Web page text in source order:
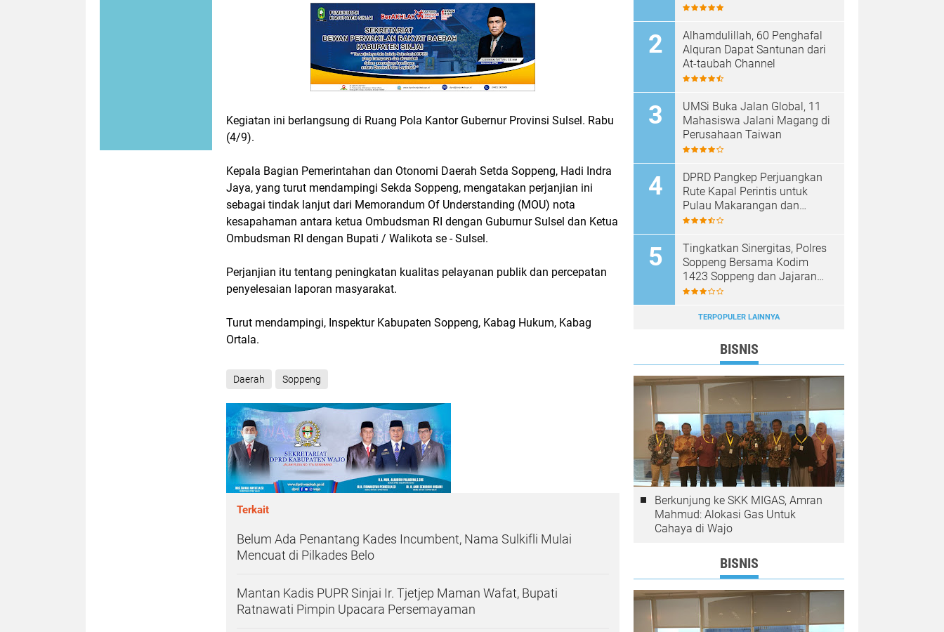
Kegiatan ini berlangsung di Ruang Pola Kantor Gubernur Provinsi Sulsel. Rabu
(4/9).
Kepala Bagian Pemerintahan dan Otonomi Daerah Setda Soppeng, Hadi Indra
Jaya, yang turut mendampingi Sekda Soppeng, mengatakan perjanjian ini
sebagai tindak lanjut dari Memorandum Of Understanding (MOU) nota
kesapahaman antara ketua Ombudsman RI dengan Guburnur Sulsel dan Ketua
Ombudsman RI dengan Bupati / Walikota se - Sulsel.
Perjanjian itu tentang peningkatan kualitas pelayanan publik dan percepatan
penyelesaian laporan masyarakat.
Turut mendampingi, Inspektur Kabupaten Soppeng, Kabag Hukum, Kabag
Ortala.
Daerah Soppeng
Terkait
Belum Ada Penantang Kades Incumbent, Nama Sulkifli Mulai
Mencuat di Pilkades Belo
Mantan Kadis PUPR Sinjai Ir. Tjetjep Maman Wafat, Bupati
Ratnawati Pimpin Upacara Persemayaman
Alhamdulillah, 60 Penghafal
Alquran Dapat Santunan dari
At-taubah Channel
UMSi Buka Jalan Global, 11
Mahasiswa Jalani Magang di
Perusahaan Taiwan
DPRD Pangkep Perjuangkan
Rute Kapal Perintis untuk
Pulau Makarangan dan
Langkoteang
Tingkatkan Sinergitas, Polres
Soppeng Bersama Kodim
1423 Soppeng dan Jajaran
FKPD Gelar Olahraga
TERPOPULER LAINNYA
BISNIS
Berkunjung ke SKK MIGAS, Amran
Mahmud: Alokasi Gas Untuk
Cahaya di Wajo
BISNIS